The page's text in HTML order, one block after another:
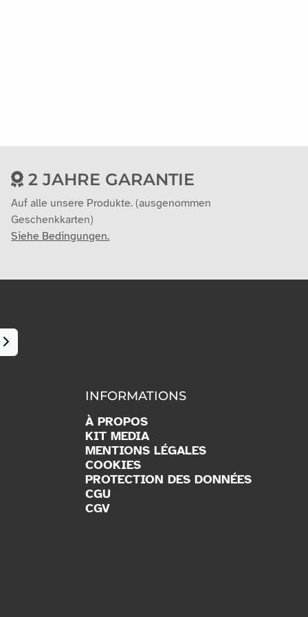
2 JAHRE GARANTIE
Auf alle unsere Produkte. (ausgenommen
Geschenkkarten)
Siehe Bedingungen.
INFORMATIONS
À PROPOS
KIT MEDIA
MENTIONS LÉGALES
COOKIES
PROTECTION DES DONNÉES
CGU
CGV